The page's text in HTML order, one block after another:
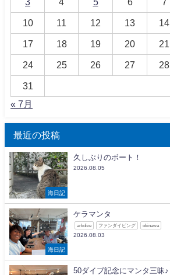
10 11 12 13 14
17 18 19 20 21
24 25 26 27 28
31
« 7月
最近の投稿
海日記
久しぶりのボート！
2026.08.05
海日記
ケラマンタ
arkdive ファンダイビング okinawa
2026.08.03
50ダイブ記念にマンタ三昧♪